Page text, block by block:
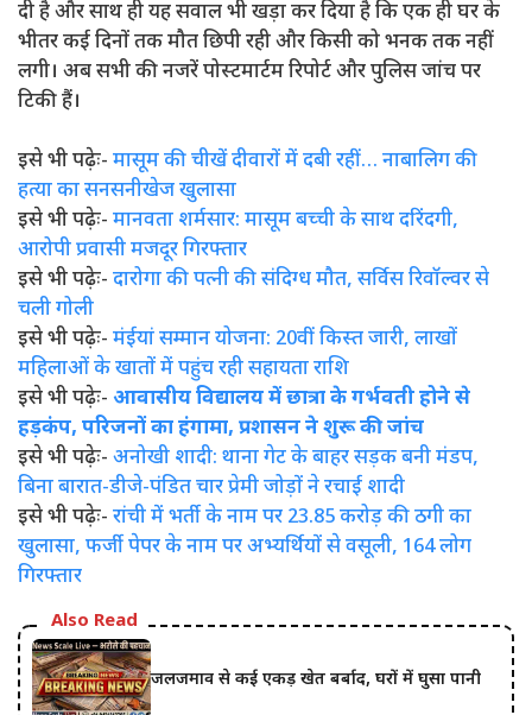
दी है और साथ ही यह सवाल भी खड़ा कर दिया है कि एक ही घर के
भीतर कई दिनों तक मौत छिपी रही और किसी को भनक तक नहीं
लगी। अब सभी की नजरें पोस्टमार्टम रिपोर्ट और पुलिस जांच पर
टिकी हैं।
इसे भी पढ़ेः- मासूम की चीखें दीवारों में दबी रहीं… नाबालिग की
हत्या का सनसनीखेज खुलासा
इसे भी पढ़ेः- मानवता शर्मसार: मासूम बच्ची के साथ दरिंदगी,
आरोपी प्रवासी मजदूर गिरफ्तार
इसे भी पढ़ेः- दारोगा की पत्नी की संदिग्ध मौत, सर्विस रिवॉल्वर से
चली गोली
इसे भी पढ़ेः- मंईयां सम्मान योजना: 20वीं किस्त जारी, लाखों
महिलाओं के खातों में पहुंच रही सहायता राशि
इसे भी पढ़ेः- आवासीय विद्यालय में छात्रा के गर्भवती होने से
हड़कंप, परिजनों का हंगामा, प्रशासन ने शुरू की जांच
इसे भी पढ़ेः- अनोखी शादी: थाना गेट के बाहर सड़क बनी मंडप,
बिना बारात-डीजे-पंडित चार प्रेमी जोड़ों ने रचाई शादी
इसे भी पढ़ेः- रांची में भर्ती के नाम पर 23.85 करोड़ की ठगी का
खुलासा, फर्जी पेपर के नाम पर अभ्यर्थियों से वसूली, 164 लोग
गिरफ्तार
Also Read
जलजमाव से कई एकड़ खेत बर्बाद, घरों में घुसा पानी